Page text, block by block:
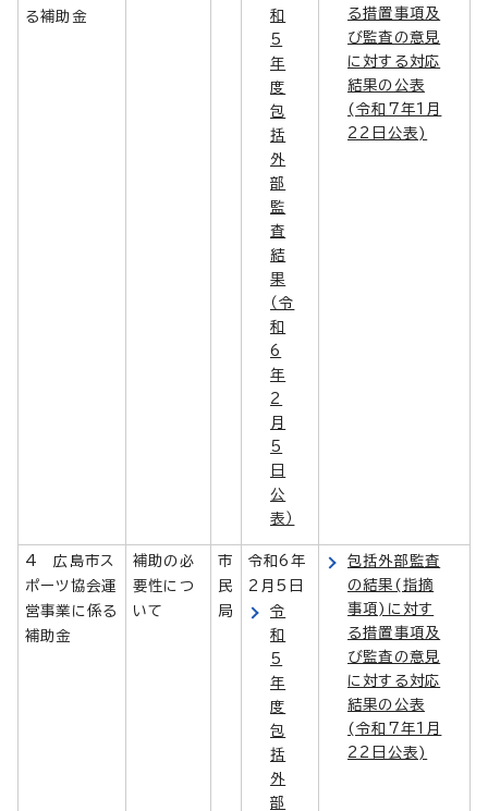
る補助金
和
5
年
度
包
括
外
部
監
査
結
果
（令
和
6
年
2
月
5
日
公
表）
る措置事項及
び監査の意見
に対する対応
結果の公表
(令和7年1月
22日公表)
4 広島市ス
ポーツ協会運
営事業に係る
補助金
補助の必
要性につ
いて
市
民
局
令和6年
2月5日
令
和
5
年
度
包
括
外
部
包括外部監査
の結果(指摘
事項)に対す
る措置事項及
び監査の意見
に対する対応
結果の公表
(令和7年1月
22日公表)